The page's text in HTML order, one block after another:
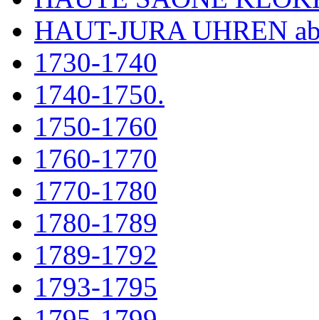
HAUT-JURA UHREN
1730-1740
1740-1750.
1750-1760
1760-1770
1770-1780
1780-1789
1789-1792
1793-1795